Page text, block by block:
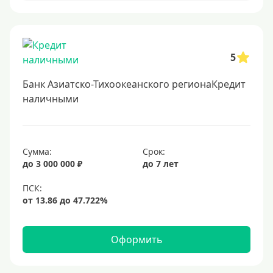
Заявка во все банки
Способы выдачи
Не выходя из дома
Онлайн на карту
Валюта
5
Банк Азиатско-Тихоокеанского регионаКредит
наличными
Сумма:
до 3 000 000 ₽
Срок:
до 7 лет
Оформить